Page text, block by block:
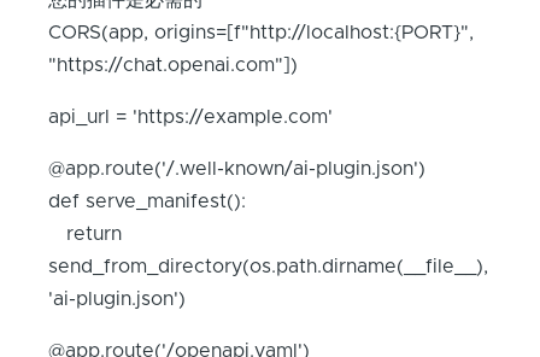
CORS(app, origins=[f"http://localhost:{PORT}",
"https://chat.openai.com"])
api_url = 'https://example.com'
@app.route('/.well-known/ai-plugin.json')
def serve_manifest():
return
send_from_directory(os.path.dirname(__file__),
'ai-plugin.json')
@app.route('/openapi.yaml')